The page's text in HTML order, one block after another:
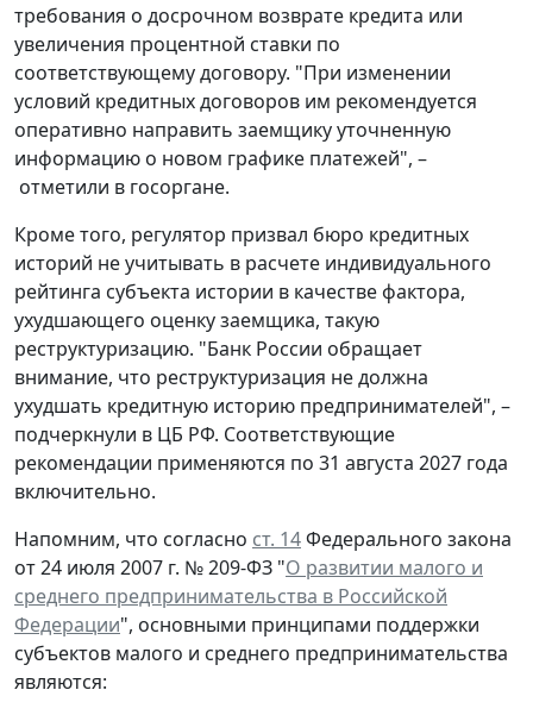
требования о досрочном возврате кредита или
увеличения процентной ставки по
соответствующему договору. "При изменении
условий кредитных договоров им рекомендуется
оперативно направить заемщику уточненную
информацию о новом графике платежей", –
отметили в госоргане.
Кроме того, регулятор призвал бюро кредитных
историй не учитывать в расчете индивидуального
рейтинга субъекта истории в качестве фактора,
ухудшающего оценку заемщика, такую
реструктуризацию. "Банк России обращает
внимание, что реструктуризация не должна
ухудшать кредитную историю предпринимателей", –
подчеркнули в ЦБ РФ. Соответствующие
рекомендации применяются по 31 августа 2027 года
включительно.
Напомним, что согласно ст. 14Федерального закона
от 24 июля 2007 г. № 209-ФЗ "О развитии малого и
среднего предпринимательства в Российской
Федерации", основными принципами поддержки
субъектов малого и среднего предпринимательства
являются: